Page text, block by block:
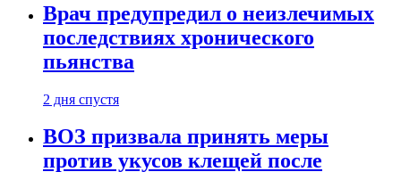
Врач предупредил о неизлечимых
последствиях хронического
пьянства
2 дня спустя
ВОЗ призвала принять меры
против укусов клещей после